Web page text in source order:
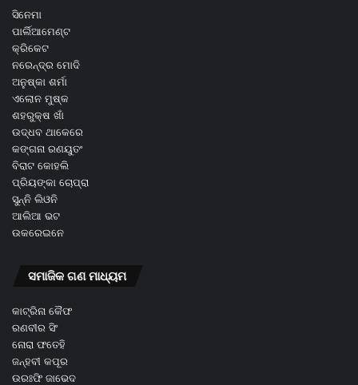
ସିନେମା
ପାର୍ଲିଆମେଣ୍ଟ
କ୍ରିକେଟ
ନରେନ୍ଦ୍ର ମୋଦି
ଅନୁଷ୍କା ଶର୍ମା
ଏଲୋନ ମୁଷ୍କ
ଶହରୁକ୍ଷ ଖାଁ
ଉଦ୍ଧବ ଥାକେରେ
କଙ୍ଗନା ରଣୟୁତଂ
ବିରାଟ କୋହଲି
ପ୍ରିୟଙ୍କା ଚୋପ୍ରା
ସୁନ୍ନି ଲିଓନି
ଆଲିଆ ଭଟ
ଉକରେଇନେ
ସମାଜିକ ଗଣ ମାଧ୍ୟମ
କାଟ୍ରିନା କୈଫ
ରଣବୀର ସିଂ
ନୋରା ଫତେହି
ଜନ୍ହବୀ କପୂର
ଉରଃଫି ଜାଭେଦ